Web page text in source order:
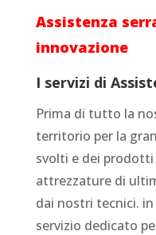
Assistenza
innovazione
I servizi di
Prima di tutto la
territorio per la
svolti e dei
attrezzature di
dai nostri tecnici.
servizio dedicato